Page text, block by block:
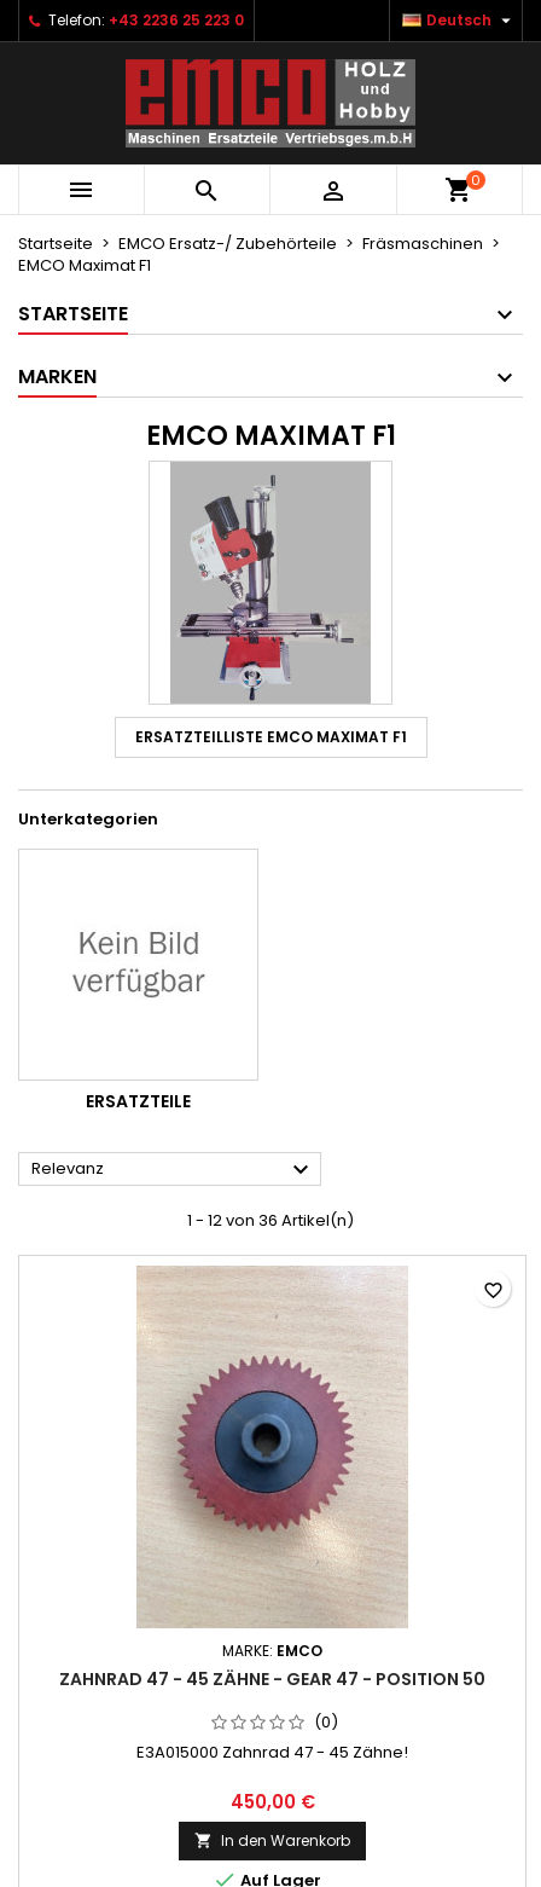
Telefon: +43 2236 25 223 0 Deutsch 
   0
Startseite EMCO Ersatz-/ Zubehörteile
Fräsmaschinen
EMCO Maximat F1
STARTSEITE
MARKEN
EMCO MAXIMAT F1
ERSATZTEILLISTE EMCO MAXIMAT F1
Unterkategorien
ERSATZTEILE
Relevanz 
1 - 12 von 36 Artikel(n)
MARKE: EMCO
ZAHNRAD 47 - 45 ZÄHNE - GEAR 47 - POSITION 50
(0)
E3A015000 Zahnrad 47 - 45 Zähne!
450,00 €
 In den Warenkorb
 Auf Lager
favorite_border
Ihre Wunschlisten ×
Neue Liste anlegen
((modalTitle)) ×
((confirmMessage))
((cancelText)) ((modalDeleteText))
Wunschliste erstellen ×
Name der Wunschliste
Abbrechen Wunschliste erstellen
Anmelden ×
Sie müssen angemeldet sein, um Artikel Ihrer
Wunschliste hinzufügen zu können.
Abbrechen Anmelden